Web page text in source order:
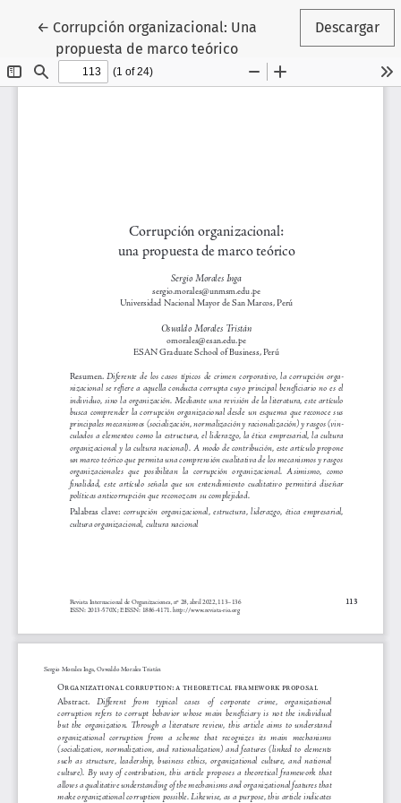
← Volver a los detalles del artículo
Corrupción organizacional: Una
propuesta de marco teórico
Descargar